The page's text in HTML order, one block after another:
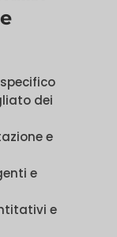
dei
e
e
e